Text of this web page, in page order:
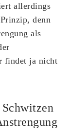
allerdings
denn
als
findet ja nicht